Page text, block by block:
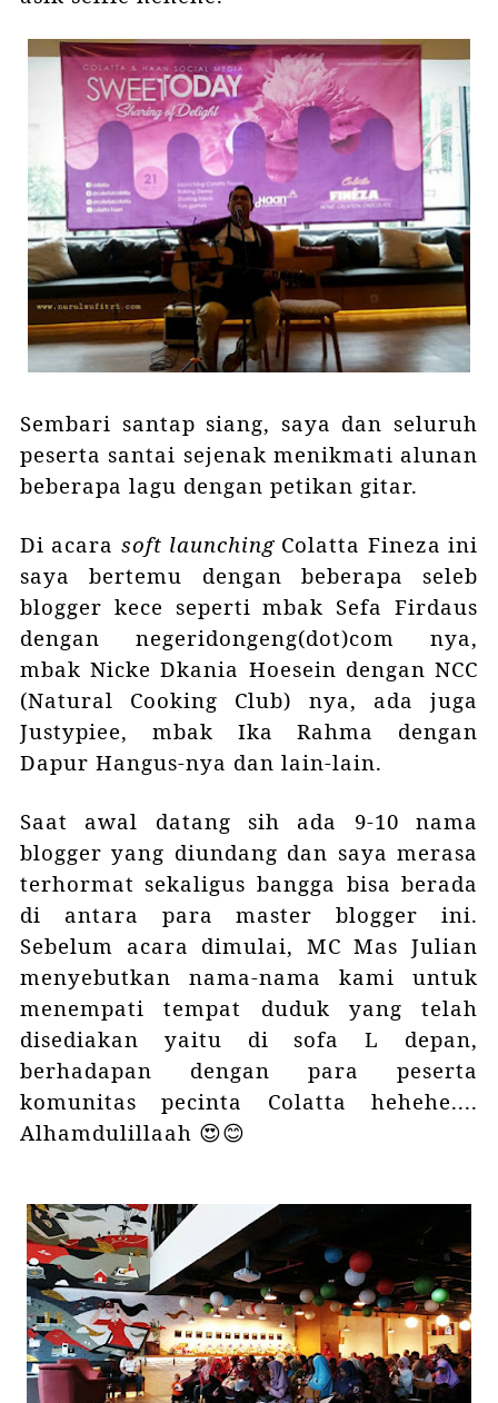
Sembari santap siang, saya dan seluruh
peserta santai sejenak menikmati alunan
beberapa lagu dengan petikan gitar.
Di acara soft launching Colatta Fineza ini
saya bertemu dengan beberapa seleb
blogger kece seperti mbak Sefa Firdaus
dengan negeridongeng(dot)com nya,
mbak Nicke Dkania Hoesein dengan NCC
(Natural Cooking Club) nya, ada juga
Justypiee, mbak Ika Rahma dengan
Dapur Hangus-nya dan lain-lain.
Saat awal datang sih ada 9-10 nama
blogger yang diundang dan saya merasa
terhormat sekaligus bangga bisa berada
di antara para master blogger ini.
Sebelum acara dimulai, MC Mas Julian
menyebutkan nama-nama kami untuk
menempati tempat duduk yang telah
disediakan yaitu di sofa L depan,
berhadapan dengan para peserta
komunitas pecinta Colatta hehehe....
Alhamdulillaah 😍😊